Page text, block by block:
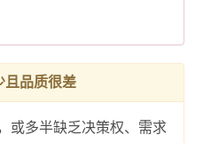
且品质很差
或多半缺乏决策权、需求